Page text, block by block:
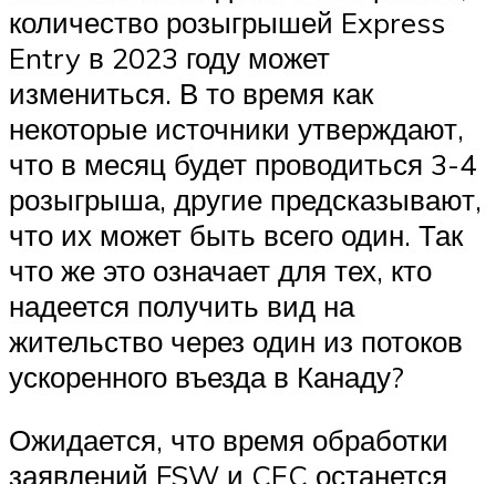
количество розыгрышей Express
Entry в 2023 году может
измениться. В то время как
некоторые источники утверждают,
что в месяц будет проводиться 3-4
розыгрыша, другие предсказывают,
что их может быть всего один. Так
что же это означает для тех, кто
надеется получить вид на
жительство через один из потоков
ускоренного въезда в Канаду?
Ожидается, что время обработки
заявлений FSW и CEC останется